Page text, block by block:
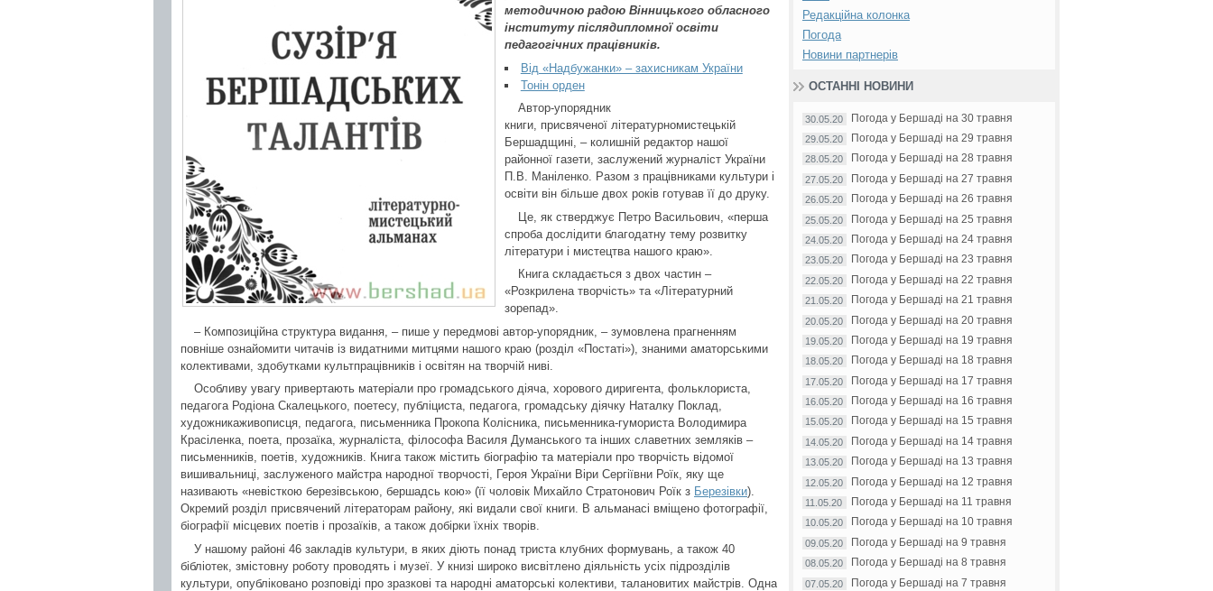
методичною радою Вінницького обласного
інституту післядипломної освіти
педагогічних працівників.
Від «Надбужанки» – захисникам України
Тонін орден
Автор-упорядник
книги, присвяченої літературномистецькій
Бершадщині, – колишній редактор нашої
районної газети, заслужений журналіст України
П.В. Маніленко. Разом з працівниками культури і
освіти він більше двох років готував її до друку.
Це, як стверджує Петро Васильович, «перша
спроба дослідити благодатну тему розвитку
літератури і мистецтва нашого краю».
Книга складається з двох частин –
«Розкрилена творчість» та «Літературний
зорепад».
– Композиційна структура видання, – пише у передмові автор-упорядник, – зумовлена прагненням
повніше ознайомити читачів із видатними митцями нашого краю (розділ «Постаті»), знаними аматорськими
колективами, здобутками культпрацівників і освітян на творчій ниві.
Особливу увагу привертають матеріали про громадського діяча, хорового диригента, фольклориста,
педагога Родіона Скалецького, поетесу, публіциста, педагога, громадську діячку Наталку Поклад,
художникаживописця, педагога, письменника Прокопа Колісника, письменника-гумориста Володимира
Красіленка, поета, прозаїка, журналіста, філософа Василя Думанського та інших славетних земляків –
письменників, поетів, художників. Книга також містить біографію та матеріали про творчість відомої
вишивальниці, заслуженого майстра народної творчості, Героя України Віри Сергіївни Роїк, яку ще
називають «невісткою березівською, бершадсь кою» (її чоловік Михайло Стратонович Роїк з Березівки).
Окремий розділ присвячений літераторам району, які видали свої книги. В альманасі вміщено фотографії,
біографії місцевих поетів і прозаїків, а також добірки їхніх творів.
У нашому районі 46 закладів культури, в яких діють понад триста клубних формувань, а також 40
бібліотек, змістовну роботу проводять і музеї. У книзі широко висвітлено діяльність усіх підрозділів
культури, опубліковано розповіді про зразкові та народні аматорські колективи, талановитих майстрів. Одна
Редакційна колонка
Погода
Новини партнерів
ОСТАННІ НОВИНИ
30.05.20 Погода у Бершаді на 30 травня
29.05.20 Погода у Бершаді на 29 травня
28.05.20 Погода у Бершаді на 28 травня
27.05.20 Погода у Бершаді на 27 травня
26.05.20 Погода у Бершаді на 26 травня
25.05.20 Погода у Бершаді на 25 травня
24.05.20 Погода у Бершаді на 24 травня
23.05.20 Погода у Бершаді на 23 травня
22.05.20 Погода у Бершаді на 22 травня
21.05.20 Погода у Бершаді на 21 травня
20.05.20 Погода у Бершаді на 20 травня
19.05.20 Погода у Бершаді на 19 травня
18.05.20 Погода у Бершаді на 18 травня
17.05.20 Погода у Бершаді на 17 травня
16.05.20 Погода у Бершаді на 16 травня
15.05.20 Погода у Бершаді на 15 травня
14.05.20 Погода у Бершаді на 14 травня
13.05.20 Погода у Бершаді на 13 травня
12.05.20 Погода у Бершаді на 12 травня
11.05.20 Погода у Бершаді на 11 травня
10.05.20 Погода у Бершаді на 10 травня
09.05.20 Погода у Бершаді на 9 травня
08.05.20 Погода у Бершаді на 8 травня
07.05.20 Погода у Бершаді на 7 травня